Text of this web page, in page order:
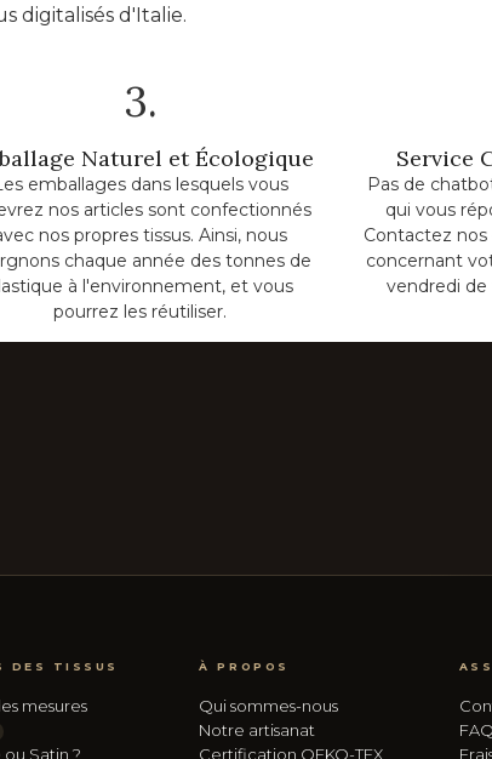
digitalisés d'Italie.
3.
Naturel et Écologique
emballages dans lesquels vous
nos articles sont confectionnés
nos propres tissus. Ainsi, nous
chaque année des tonnes de
à l'environnement, et vous
pourrez les réutiliser.
Service
Pas de
qui vous
Contactez
concernant
vendredi de
DES TISSUS
mesures
Satin ?
À PROPOS
Qui sommes-nous
Notre artisanat
Certification OEKO-TEX
FAQ